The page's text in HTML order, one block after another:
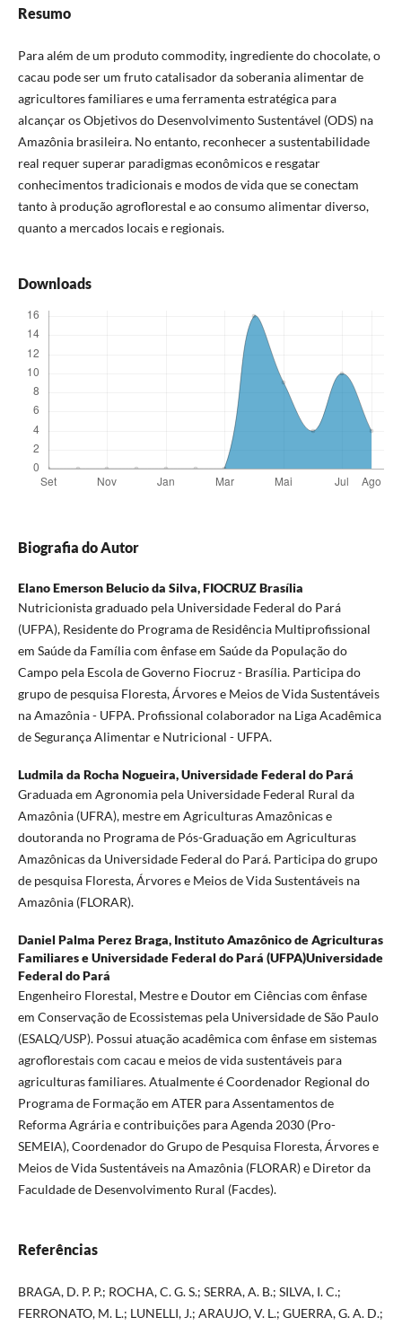
Resumo
Para além de um produto commodity, ingrediente do chocolate, o
cacau pode ser um fruto catalisador da soberania alimentar de
agricultores familiares e uma ferramenta estratégica para
alcançar os Objetivos do Desenvolvimento Sustentável (ODS) na
Amazônia brasileira. No entanto, reconhecer a sustentabilidade
real requer superar paradigmas econômicos e resgatar
conhecimentos tradicionais e modos de vida que se conectam
tanto à produção agroflorestal e ao consumo alimentar diverso,
quanto a mercados locais e regionais.
Downloads
Biografia do Autor
Elano Emerson Belucio da Silva,FIOCRUZ Brasília
Nutricionista graduado pela Universidade Federal do Pará
(UFPA), Residente do Programa de Residência Multiprofissional
em Saúde da Família com ênfase em Saúde da População do
Campo pela Escola de Governo Fiocruz - Brasília. Participa do
grupo de pesquisa Floresta, Árvores e Meios de Vida Sustentáveis
na Amazônia - UFPA. Profissional colaborador na Liga Acadêmica
de Segurança Alimentar e Nutricional - UFPA.
Ludmila da Rocha Nogueira,Universidade Federal do Pará
Graduada em Agronomia pela Universidade Federal Rural da
Amazônia (UFRA), mestre em Agriculturas Amazônicas e
doutoranda no Programa de Pós-Graduação em Agriculturas
Amazônicas da Universidade Federal do Pará. Participa do grupo
de pesquisa Floresta, Árvores e Meios de Vida Sustentáveis na
Amazônia (FLORAR).
Daniel Palma Perez Braga, Instituto Amazônico de Agriculturas
Familiares e Universidade Federal do Pará (UFPA)Universidade
Federal do Pará
Engenheiro Florestal, Mestre e Doutor em Ciências com ênfase
em Conservação de Ecossistemas pela Universidade de São Paulo
(ESALQ/USP). Possui atuação acadêmica com ênfase em sistemas
agroflorestais com cacau e meios de vida sustentáveis para
agriculturas familiares. Atualmente é Coordenador Regional do
Programa de Formação em ATER para Assentamentos de
Reforma Agrária e contribuições para Agenda 2030 (Pro-
SEMEIA), Coordenador do Grupo de Pesquisa Floresta, Árvores e
Meios de Vida Sustentáveis na Amazônia (FLORAR) e Diretor da
Faculdade de Desenvolvimento Rural (Facdes).
Referências
BRAGA, D. P. P.; ROCHA, C. G. S.; SERRA, A. B.; SILVA, I. C.;
FERRONATO, M. L.; LUNELLI, J.; ARAUJO, V. L.; GUERRA, G. A. D.;